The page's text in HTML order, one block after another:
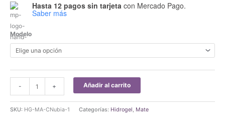
Hasta 12 pagos sin tarjeta con Mercado Pago.
Saber más
Modelo
-
Hidrogel
Mate
+ Añadir al carrito
SKU: HG-MA-CNubia-1 Categorías: Hidrogel, Mate